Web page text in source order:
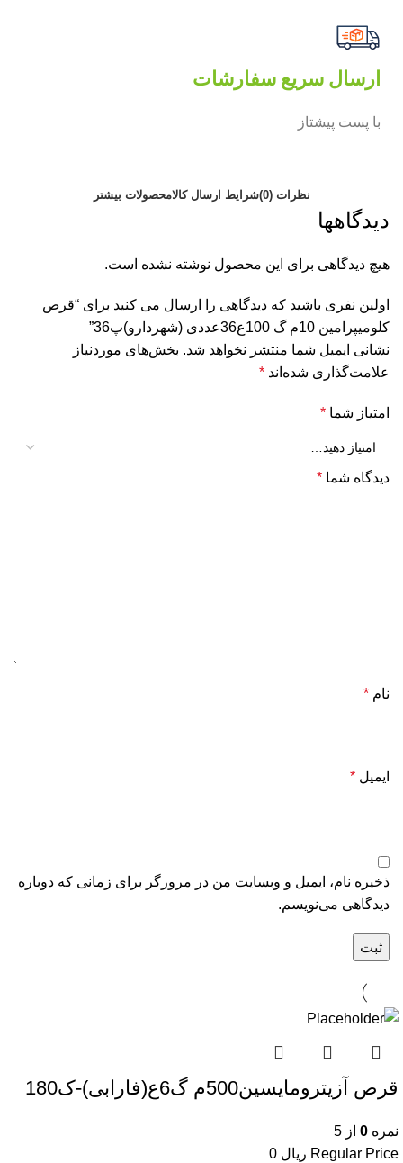
ارسال سریع سفارشات
با پست پیشتاز
نظرات (0) شرایط ارسال کالامحصولات بیشتر
دیدگاهها
هیچ دیدگاهی برای این محصول نوشته نشده است.
اولین نفری باشید که دیدگاهی را ارسال می کنید برای “قرص
کلومیپرامین 10م گ 100ع36عددی (شهردارو)پ36”
نشانی ایمیل شما منتشر نخواهد شد. بخش‌های موردنیاز
علامت‌گذاری شده‌اند *
امتیاز شما *
دیدگاه شما *
نام *
ایمیل *
ذخیره نام، ایمیل و وبسایت من در مرورگر برای زمانی که دوباره
دیدگاهی می‌نویسم.
قرص آزیترومایسین500م گ6ع(فارابی)-ک180
نمره 0 از 5
Regular Price ریال